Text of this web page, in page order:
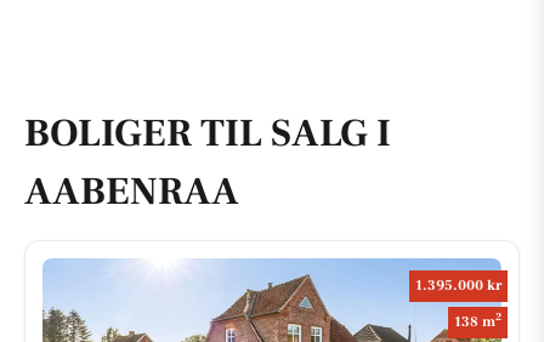
BOLIGER TIL SALG I
AABENRAA
1.395.000 kr
138 m2